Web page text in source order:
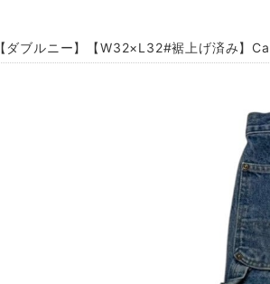
【ダブルニー】【W32×L32#裾上げ済み】